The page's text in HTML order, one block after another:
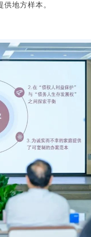
地方样本。